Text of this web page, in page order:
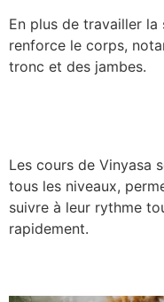
En plus de travailler la
renforce le corps,
tronc et des jambes.
Les cours de Vinyasa
tous les niveaux,
suivre à leur rythme
rapidement.